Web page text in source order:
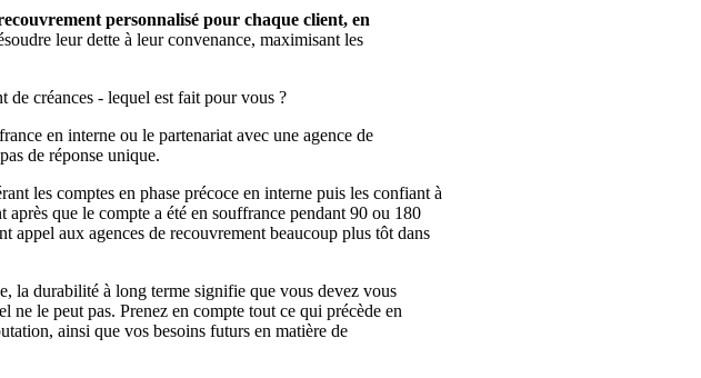
personnalisé pour chaque client, en
leur dette à leur convenance, maximisant les
de créances - lequel est fait pour vous ?
en interne ou le partenariat avec une agence de
de réponse unique.
les comptes en phase précoce en interne puis les confiant à
après que le compte a été en souffrance pendant 90 ou 180
appel aux agences de recouvrement beaucoup plus tôt dans
la durabilité à long terme signifie que vous devez vous
le peut pas. Prenez en compte tout ce qui précède en
ainsi que vos besoins futurs en matière de